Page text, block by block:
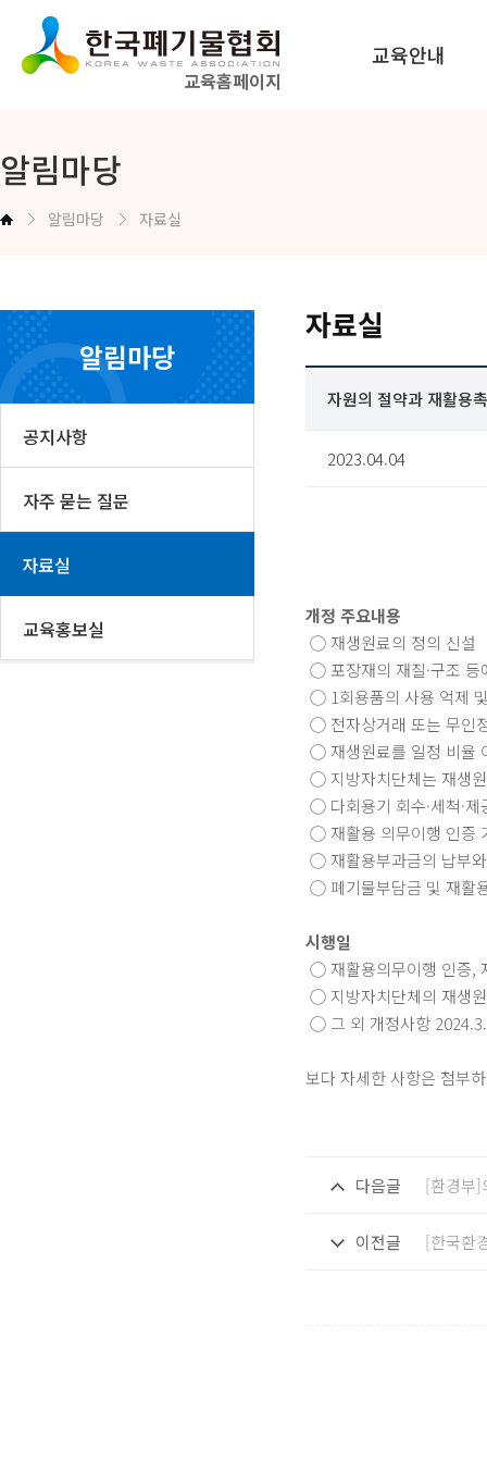
교육홈페이지
교육안내
알림마당
알림마당 자료실
알림마당
공지사항
자주 묻는 질문
자료실
교육홍보실
자료실
자원의 절약과 재활용
2023.04.04
개정 주요내용
◯ 재생원료의 정의 신설
◯ 포장재의 재질·구조 등
◯ 1회용품의 사용 억제
◯ 전자상거래 또는 무인
◯ 재생원료를 일정 비율
◯ 지방자치단체는 재생
◯ 다회용기 회수·세척·
◯ 재활용 의무이행 인증
◯ 재활용부과금의 납부
◯ 폐기물부담금 및 재활
시행일
◯ 재활용의무이행 인증,
◯ 지방자치단체의 재생
◯ 그 외 개정사항
보다 자세한 사항은 첨부
다음글 [환경부]
이전글 [한국환